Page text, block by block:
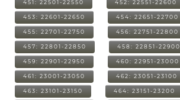
451: 22501-22550 452: 22551-22600
453: 22601-22650 454: 22651-22700
455: 22701-22750 456: 22751-22800
457: 22801-22850 458: 22851-22900
459: 22901-22950 460: 22951-23000
461: 23001-23050 462: 23051-23100
463: 23101-23150 464: 23151-23200